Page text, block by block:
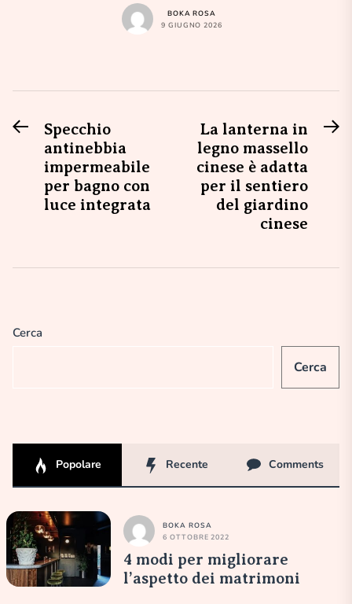
BOKA ROSA
9 GIUGNO 2026
Navigazione
articoli
PreviousSpecchio
antinebbia
impermeabile
per bagno con
luce integrata
La lanterna in
legno massello
cinese è adatta
per il sentiero
del giardino
cinese
Cerca
Cerca
Popolare Recente Comments
BOKA ROSA
6 OTTOBRE 2022
4 modi per migliorare
l’aspetto dei matrimoni